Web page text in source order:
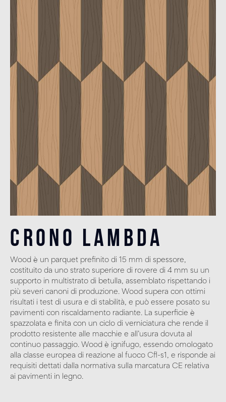
Crono Lambda
Wood è un parquet prefinito di 15 mm di spessore,
costituito da uno strato superiore di rovere di 4 mm su un
supporto in multistrato di betulla, assemblato rispettando i
più severi canoni di produzione. Wood supera con ottimi
risultati i test di usura e di stabilità, e può essere posato su
pavimenti con riscaldamento radiante. La superficie è
spazzolata e finita con un ciclo di verniciatura che rende il
prodotto resistente alle macchie e all’usura dovuta al
continuo passaggio. Wood è ignifugo, essendo omologato
alla classe europea di reazione al fuoco Cfl-s1, e risponde ai
requisiti dettati dalla normativa sulla marcatura CE relativa
ai pavimenti in legno.